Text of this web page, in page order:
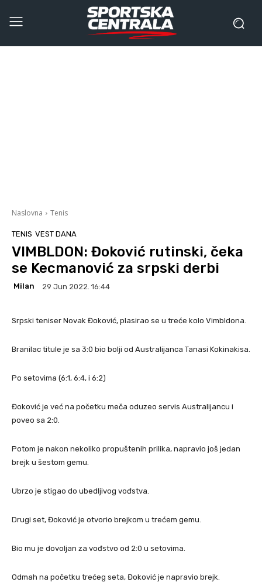
Naslovna Tenis
TENIS VEST DANA
VIMBLDON: Đoković rutinski, čeka
se Kecmanović za srpski derbi
Milan 29 Jun 2022. 16:44
Srpski teniser Novak Đoković, plasirao se u treće kolo Vimbldona.
Branilac titule je sa 3:0 bio bolji od Australijanca Tanasi Kokinakisa.
Po setovima (6:1, 6:4, i 6:2)
Đoković je već na početku meča oduzeo servis Australijancu i
poveo sa 2:0.
Potom je nakon nekoliko propuštenih prilika, napravio još jedan
brejk u šestom gemu.
Ubrzo je stigao do ubedljivog vođstva.
Drugi set, Đoković je otvorio brejkom u trećem gemu.
Bio mu je dovoljan za vođstvo od 2:0 u setovima.
Odmah na početku trećeg seta, Đoković je napravio brejk.